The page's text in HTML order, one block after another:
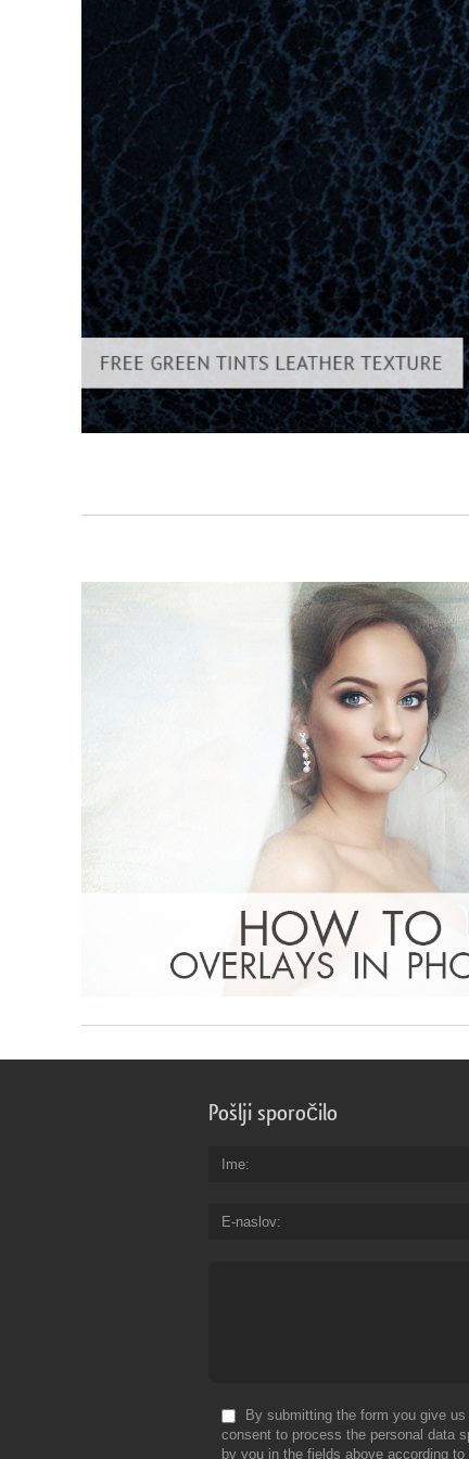
Pošlji sporočilo
Ime
E-naslov
By submitting the form you give us
consent to process the personal data
by you in the fields above according to